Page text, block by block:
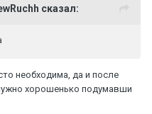
сказал:
необходима, да и после
хорошенько подумавши